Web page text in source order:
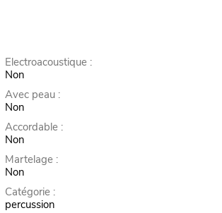
Electroacoustique :
Non
Avec peau :
Non
Accordable :
Non
Martelage :
Non
Catégorie :
percussion